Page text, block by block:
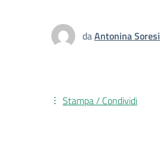
daAntonina Soresi
Stampa / Condividi